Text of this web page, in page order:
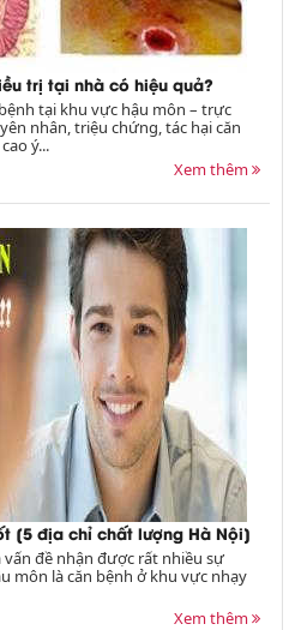
trị tại nhà có hiệu quả?
tại khu vực hậu môn – trực
nhân, triệu chứng, tác hại căn
ý...
Xem thêm
[5 địa chỉ chất lượng Hà Nội]
đề nhận được rất nhiều sự
môn là căn bệnh ở khu vực nhạy
Xem thêm